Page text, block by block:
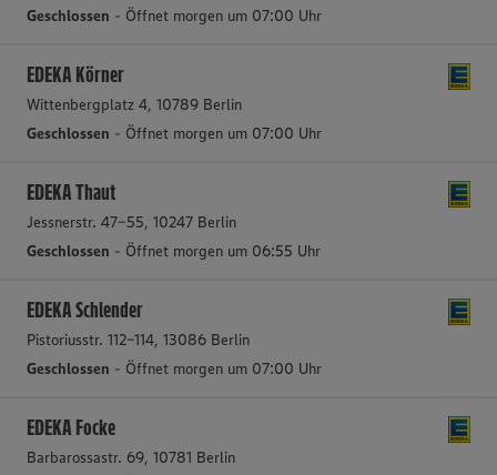
Geschlossen - Öffnet morgen um 07:00 Uhr
EDEKA Körner
Wittenbergplatz 4, 10789 Berlin
Geschlossen - Öffnet morgen um 07:00 Uhr
EDEKA Thaut
Jessnerstr. 47-55, 10247 Berlin
Geschlossen - Öffnet morgen um 06:55 Uhr
EDEKA Schlender
Pistoriusstr. 112-114, 13086 Berlin
Geschlossen - Öffnet morgen um 07:00 Uhr
EDEKA Focke
Barbarossastr. 69, 10781 Berlin